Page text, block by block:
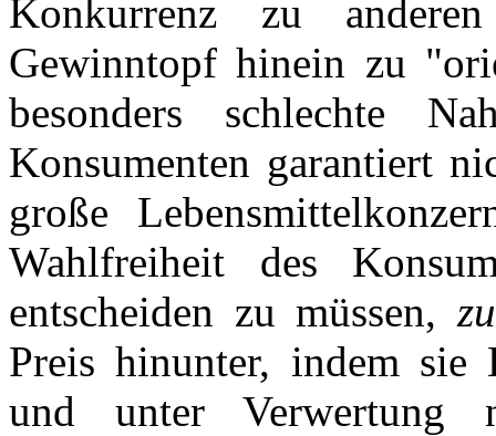
Konkurrenz zu
Gewinntopf hinein zu
besonders schlechte
Konsumenten garantiert
große
Wahlfreiheit des
entscheiden zu müssen,
Preis hinunter, indem sie
und unter Verwertung